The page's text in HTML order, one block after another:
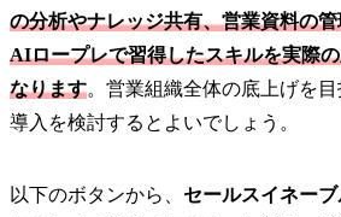
の分析やナレッジ共有、営業資料の
AIロープレで習得したスキルを実際
なります。営業組織全体の底上げを
導入を検討するとよいでしょう。
以下のボタンから、 セールスイネー